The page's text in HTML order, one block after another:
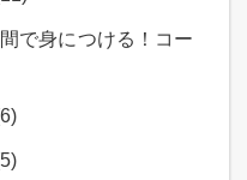
で身につける！コー